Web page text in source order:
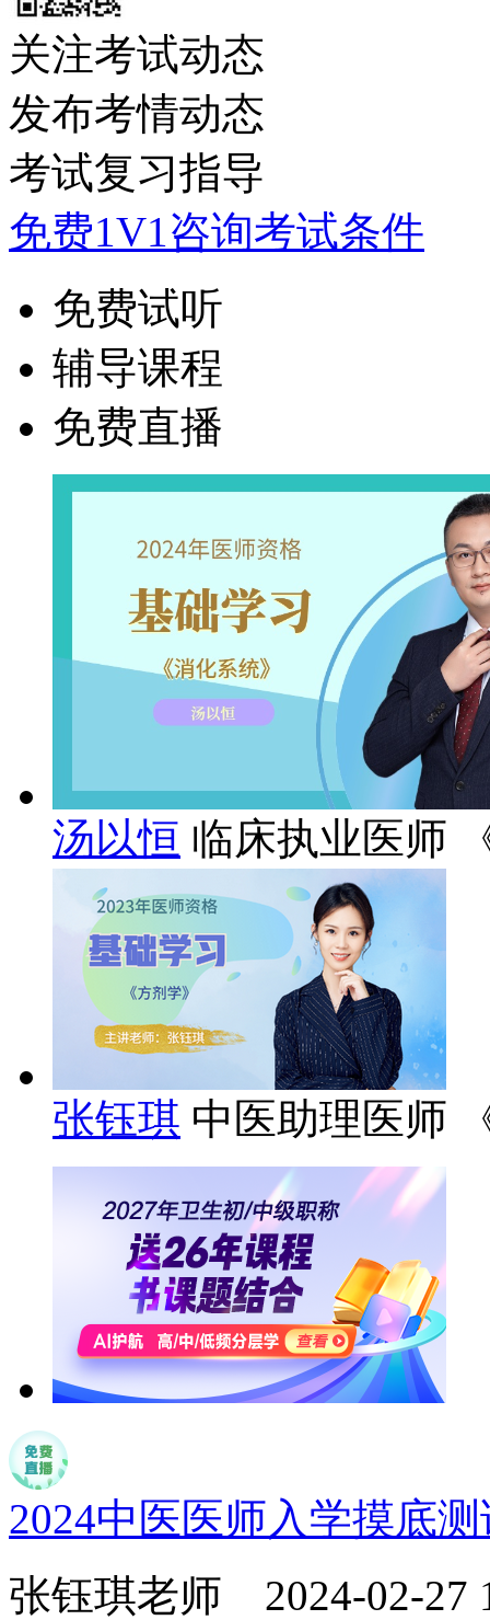
关注考试动态
发布考情动态
考试复习指导
免费1V1咨询考试条件
免费试听
辅导课程
免费直播
汤以恒 临床执业医师
张钰琪 中医助理医师
2024中医医师入学摸底
张钰琪老师 2024-02-27